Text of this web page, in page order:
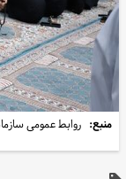
منبع: روابط عمومی